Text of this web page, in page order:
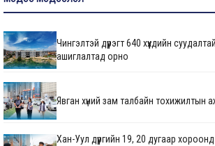
Чингэлтэй дүүрэгт 640 хүүхдийн
ашиглалтад орно
Явган хүний зам талбайн тохижилтын
Хан-Уул дүүргийн 19, 20 дугаар